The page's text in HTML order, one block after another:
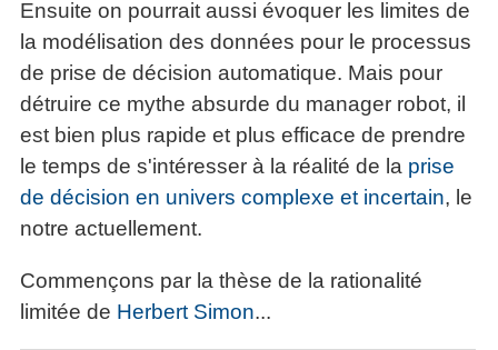
Ensuite on pourrait aussi évoquer les limites de
la modélisation des données pour le processus
de prise de décision automatique. Mais pour
détruire ce mythe absurde du manager robot, il
est bien plus rapide et plus efficace de prendre
le temps de s'intéresser à la réalité de la prise
de décision en univers complexe et incertain, le
notre actuellement.
Commençons par la thèse de la rationalité
limitée de Herbert Simon...